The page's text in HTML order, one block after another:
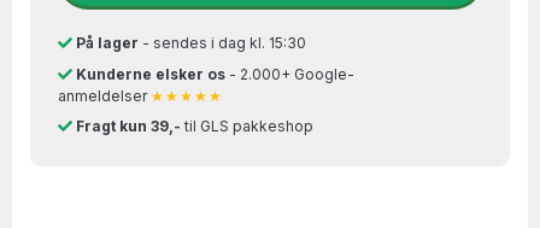
På lager - sendes i dag kl. 15:30
Kunderne elsker os- 2.000+ Google-
anmeldelser ★★★★★
Fragt kun 39,- til GLS pakkeshop